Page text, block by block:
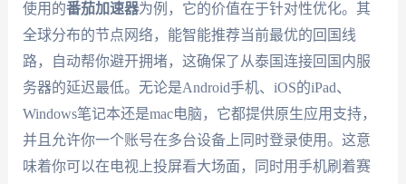
使用的番茄加速器为例，它的价值在于针对性优化。其
全球分布的节点网络，能智能推荐当前最优的回国线
路，自动帮你避开拥堵，这确保了从泰国连接回国内服
务器的延迟最低。无论是Android手机、iOS的iPad、
Windows笔记本还是mac电脑，它都提供原生应用支持，
并且允许你一个账号在多台设备上同时登录使用。这意
味着你可以在电视上投屏看大场面，同时用手机刷着赛